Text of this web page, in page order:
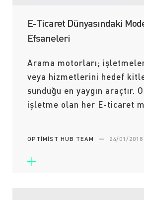
E-Ticaret Dünyasındaki
Efsaneleri
Arama motorları;
veya hizmetlerini hedef
sunduğu en yaygın araçtır.
işletme olan her E-ticaret
OPTIMIST HUB TEAM — 24/01/2018